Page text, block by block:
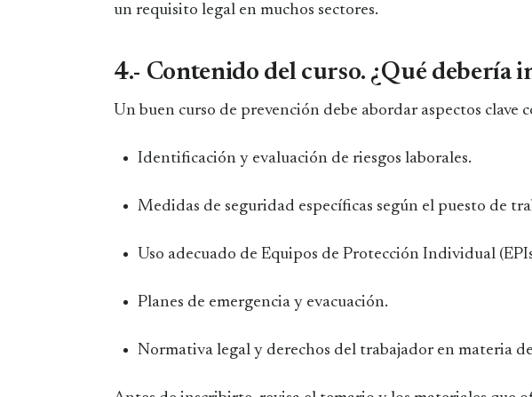
un requisito legal en muchos sectores.
4.- Contenido del curso. ¿Qué debería
Un buen curso de prevención debe abordar aspectos clave
Identificación y evaluación de riesgos laborales.
Medidas de seguridad específicas según el puesto de
Uso adecuado de Equipos de Protección Individual
Planes de emergencia y evacuación.
Normativa legal y derechos del trabajador en materia